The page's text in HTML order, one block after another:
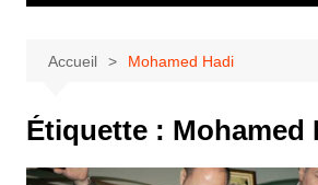
Accueil Mohamed Hadi
Étiquette : Mohamed